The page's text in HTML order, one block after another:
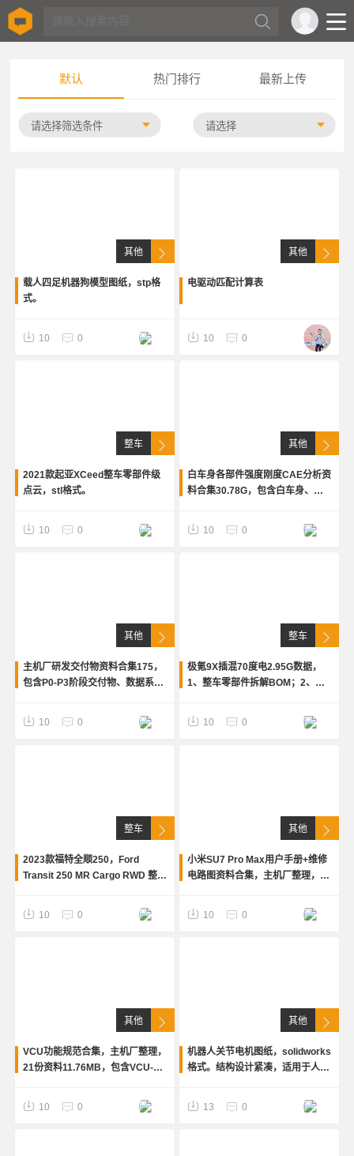
默认 热门排行 最新上传
其他
载人四足机器狗模型图纸，stp格
式。
10 0
其他
电驱动匹配计算表
10 0
整车
2021款起亚XCeed整车零部件级
点云，stl格式。
10 0
其他
白车身各部件强度刚度CAE分析资
料合集30.78G，包含白车身、车
池箱、前后杠等模块的强度刚度分
析。包含仿真报告及原始文件
10 0
其他
主机厂研发交付物资料合集175，
包含P0-P3阶段交付物、数据系
DVP、虚拟评审、配置表、原理
图、图纸等，适合汽车工程师共
10 0
整车
极氪9X插混70度电2.95G数据，
1、整车零部件拆解BOM；2、布
架前端照片
10 0
整车
2023款福特全顺250，Ford
Transit 250 MR Cargo RWD 整车
10 0
其他
小米SU7 Pro Max用户手册+维修
电路图资料合集，主机厂整理，内
等，适合汽车工程、维修、设计学
习参考
10 0
其他
VCU功能规范合集，主机厂整理，
21份资料11.76MB，包含VCU-
算、UDS诊断、远程寻车、驾驶模
式、TBOX、防盗匹配等
10 0
其他
机器人关节电机图纸，solidworks
格式。结构设计紧凑，适用于人形
服，内置50系列无框力矩电机
13 0